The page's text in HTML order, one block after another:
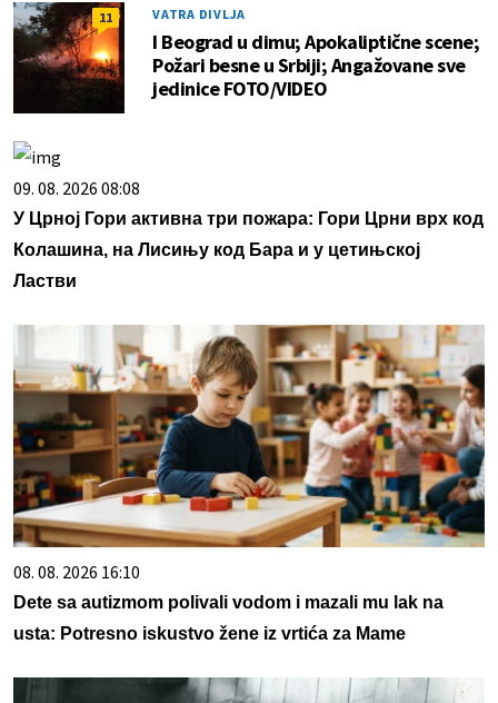
11 VATRA DIVLJA
I Beograd u dimu; Apokaliptične scene;
Požari besne u Srbiji; Angažovane sve
jedinice FOTO/VIDEO
09. 08. 2026 08:08
У Црној Гори активна три пожара: Гори Црни врх код
Колашина, на Лисињу код Бара и у цетињској
Ластви
08. 08. 2026 16:10
Dete sa autizmom polivali vodom i mazali mu lak na
usta: Potresno iskustvo žene iz vrtića za Mame